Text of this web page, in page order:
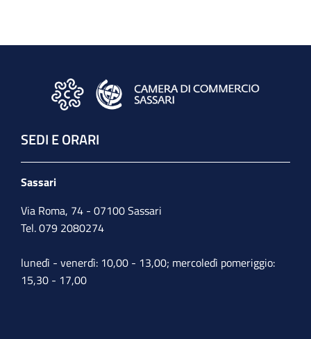
SEDI E ORARI
Sassari
Via Roma, 74 - 07100 Sassari
Tel. 079 2080274
lunedì - venerdì: 10,00 - 13,00; mercoledì pomeriggio:
15,30 - 17,00